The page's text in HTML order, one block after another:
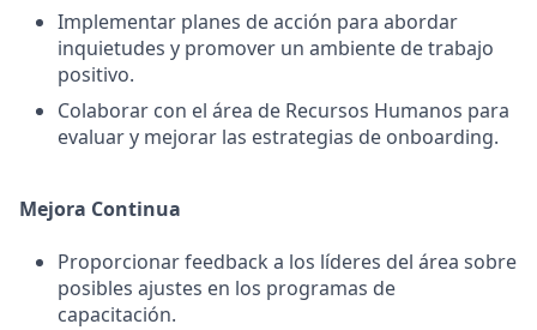
Implementar planes de acción para abordar
inquietudes y promover un ambiente de trabajo
positivo.
Colaborar con el área de Recursos Humanos para
evaluar y mejorar las estrategias de onboarding.
Mejora Continua
Proporcionar feedback a los líderes del área sobre
posibles ajustes en los programas de
capacitación.